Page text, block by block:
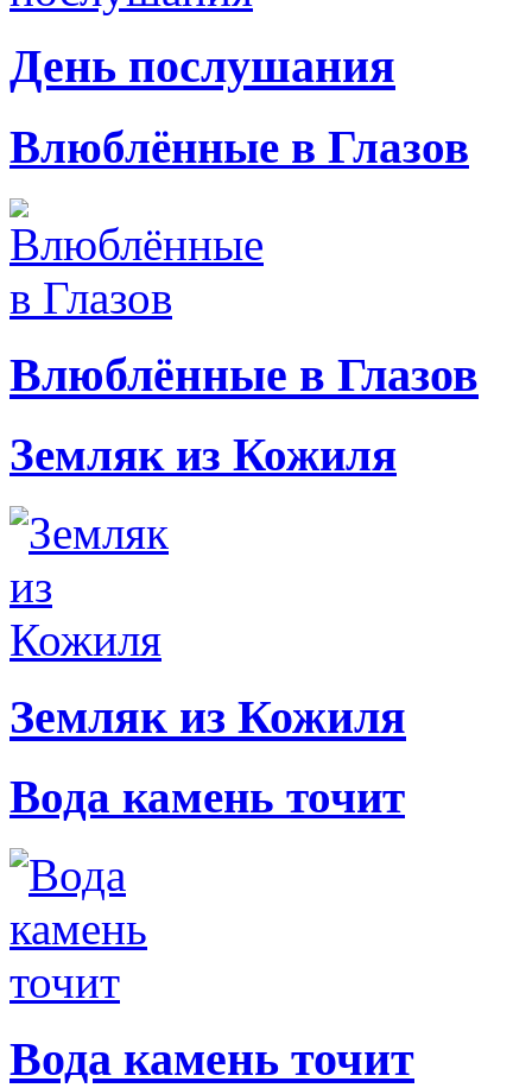
День послушания
Влюблённые в Глазов
Влюблённые в Глазов
Земляк из Кожиля
Земляк из Кожиля
Вода камень точит
Вода камень точит